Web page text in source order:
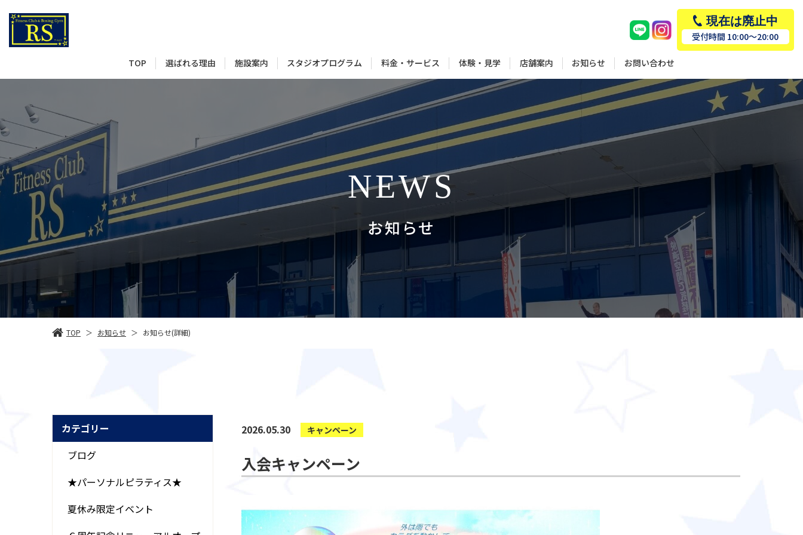
現在は廃止中
受付時間 10:00～20:00
TOP 選ばれる理由 施設案内 スタジオプログラム 料金・サービス 体験・見学 店舗案内 お知らせ お問い合わせ
NEWS
お知らせ
TOP ＞ お知らせ ＞ お知らせ(詳細)
カテゴリー
ブログ
★パーソナルピラティス★
夏休み限定イベント
2026.05.30 キャンペーン
入会キャンペーン